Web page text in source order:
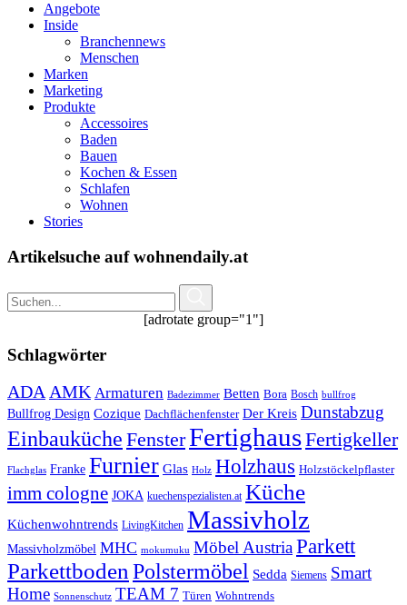
Angebote
Inside
Branchennews
Menschen
Marken
Marketing
Produkte
Accessoires
Baden
Bauen
Kochen & Essen
Schlafen
Wohnen
Stories
Artikelsuche auf wohnendaily.at
[adrotate group="1"]
Schlagwörter
ADA AMK Armaturen Badezimmer Betten Bora Bosch bullfrog
Bullfrog Design Cozique Dachflächenfenster Der Kreis Dunstabzug
Einbauküche FensterFertighausFertigkeller
Flachglas Franke Furnier Glas Holz Holzhaus Holzstöckelpflaster
imm cologne JOKA kuechenspezialisten.at Küche
Küchenwohntrends LivingKitchen Massivholz
Massivholzmöbel MHC mokumuku Möbel AustriaParkett
Parkettboden Polstermöbel Sedda Siemens Smart
Home Sonnenschutz TEAM 7 Türen Wohntrends